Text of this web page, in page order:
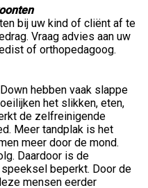
bij uw kind of cliënt af te
Vraag advies aan uw
of orthopedagoog.
hebben vaak slappe
het slikken, eten,
de zelfreinigende
Meer tandplak is het
meer door de mond.
Daardoor is de
beperkt. Door de
mensen eerder